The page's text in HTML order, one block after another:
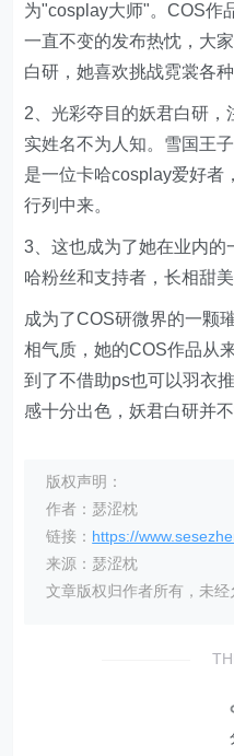
为"cosplay大师"。COS作
一直不变的发布热忱，大
白研，她喜欢挑战霓裳各
2、光彩夺目的妖君白研
实姓名不为人知。雪国王
是一位卡哈cosplay爱好者
行列中来。
3、这也成为了她在业内
哈粉丝和支持者，长相甜美
成为了COS研微界的一颗
相气质，她的COS作品从
到了不借助ps也可以羽衣
感十分出色，妖君白研并不
版权声明：
作者：瑟涩枕
链接： https://
来源：瑟涩枕
文章版权归作者所有，未经